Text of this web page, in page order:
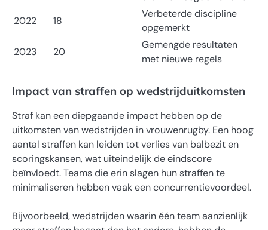
2022
18
Verbeterde discipline
opgemerkt
2023
20
Gemengde resultaten
met nieuwe regels
Impact van straffen op wedstrijduitkomsten
Straf kan een diepgaande impact hebben op de
uitkomsten van wedstrijden in vrouwenrugby. Een hoog
aantal straffen kan leiden tot verlies van balbezit en
scoringskansen, wat uiteindelijk de eindscore
beïnvloedt. Teams die erin slagen hun straffen te
minimaliseren hebben vaak een concurrentievoordeel.
Bijvoorbeeld, wedstrijden waarin één team aanzienlijk